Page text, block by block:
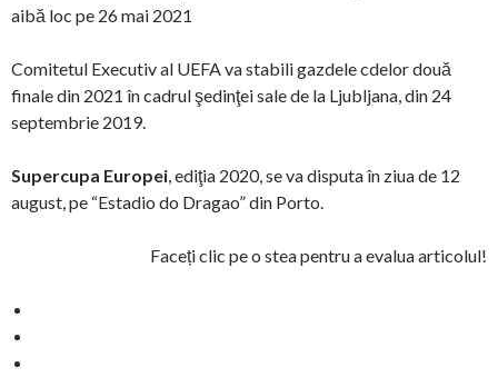
aibă loc pe 26 mai 2021
Comitetul Executiv al UEFA va stabili gazdele cdelor două
finale din 2021 în cadrul şedinţei sale de la Ljubljana, din 24
septembrie 2019.
Supercupa Europei, ediţia 2020, se va disputa în ziua de 12
august, pe “Estadio do Dragao” din Porto.
Faceți clic pe o stea pentru a evalua articolul!